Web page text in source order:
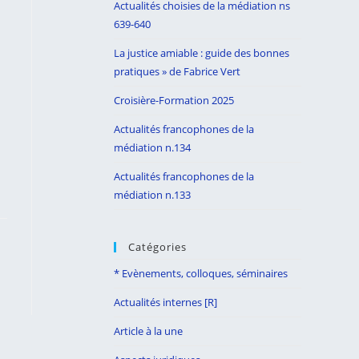
Actualités choisies de la médiation ns
639-640
La justice amiable : guide des bonnes
pratiques » de Fabrice Vert
Croisière-Formation 2025
Actualités francophones de la
médiation n.134
Actualités francophones de la
médiation n.133
Catégories
* Evènements, colloques, séminaires
Actualités internes [R]
Article à la une